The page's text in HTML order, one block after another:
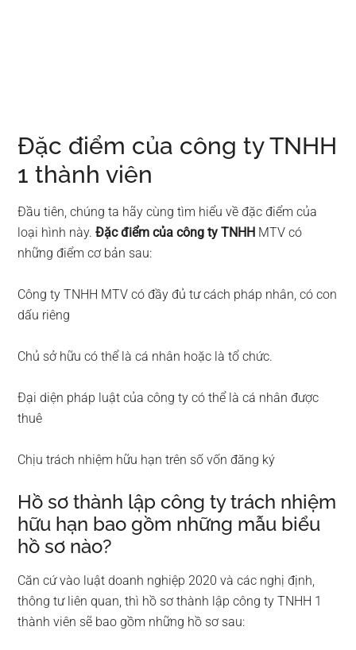
Đặc điểm của công ty TNHH
1 thành viên
Đầu tiên, chúng ta hãy cùng tìm hiểu về đặc điểm của
loại hình này.Đặc điểm của công ty TNHH MTV có
những điểm cơ bản sau:
Công ty TNHH MTV có đầy đủ tư cách pháp nhân, có con
dấu riêng
Chủ sở hữu có thể là cá nhân hoặc là tổ chức.
Đại diện pháp luật của công ty có thể là cá nhân được
thuê
Chịu trách nhiệm hữu hạn trên số vốn đăng ký
Hồ sơ thành lập công ty trách nhiệm
hữu hạn bao gồm những mẫu biểu
hồ sơ nào?
Căn cứ vào luật doanh nghiệp 2020 và các nghị định,
thông tư liên quan, thì hồ sơ thành lập công ty TNHH 1
thành viên sẽ bao gồm những hồ sơ sau: